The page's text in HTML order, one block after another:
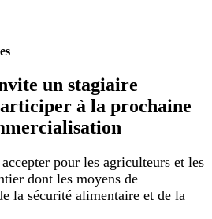
un stagiaire
à la prochaine
pour les agriculteurs et les
dont les moyens de
la sécurité alimentaire et de la